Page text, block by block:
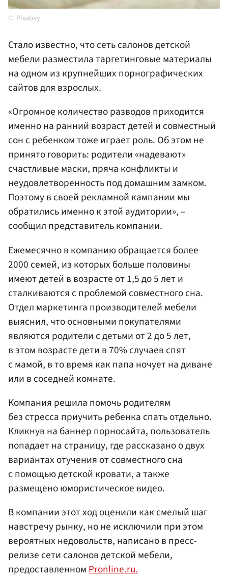
Pixabay
Стало известно, что сеть салонов детской
мебели разместила таргетинговые материалы
на одном из крупнейших порнографических
сайтов для взрослых.
«Огромное количество разводов приходится
именно на ранний возраст детей и совместный
сон с ребенком тоже играет роль. Об этом не
принято говорить: родители «надевают»
счастливые маски, пряча конфликты и
неудовлетворенность под домашним замком.
Поэтому в своей рекламной кампании мы
обратились именно к этой аудитории», –
сообщил представитель компании.
Ежемесячно в компанию обращается более
2000 семей, из которых больше половины
имеют детей в возрасте от 1,5 до 5 лет и
сталкиваются с проблемой совместного сна.
Отдел маркетинга производителей мебели
выяснил, что основными покупателями
являются родители с детьми от 2 до 5 лет,
в этом возрасте дети в 70% случаев спят
с мамой, в то время как папа ночует на диване
или в соседней комнате.
Компания решила помочь родителям
без стресса приучить ребенка спать отдельно.
Кликнув на баннер порносайта, пользователь
попадает на страницу, где рассказано о двух
вариантах отучения от совместного сна
с помощью детской кровати, а также
размещено юмористическое видео.
В компании этот ход оценили как смелый шаг
навстречу рынку, но не исключили при этом
вероятных недовольств, написано в пресс-
релизе сети салонов детской мебели,
предоставленномPronline.ru.